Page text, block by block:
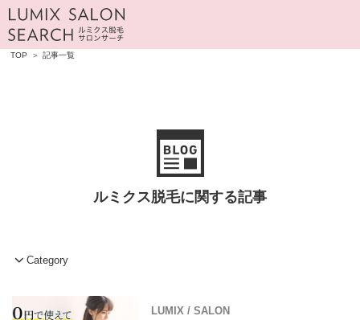
TOP 記事一覧
ルミクス脱毛に関する記事
LUMIX/ SALON